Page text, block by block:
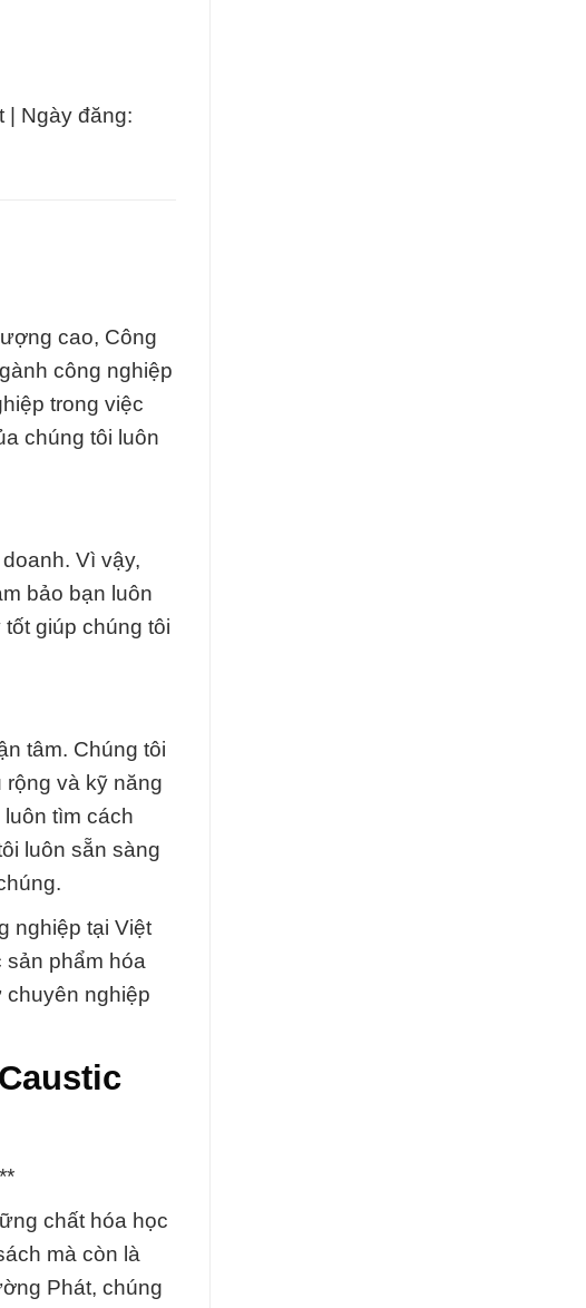
| Ngày đăng:
cao, Công
công nghiệp
trong việc
chúng tôi luôn
Vì vậy,
bảo bạn luôn
giúp chúng tôi
tâm. Chúng tôi
và kỹ năng
tìm cách
luôn sẵn sàng
nghiệp tại Việt
sản phẩm hóa
chuyên nghiệp
chất hóa học
mà còn là
Phát, chúng